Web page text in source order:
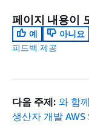
페이지 내용이
예
아니요
피드백 제공
다음 주제: 와 함
생산자 개발